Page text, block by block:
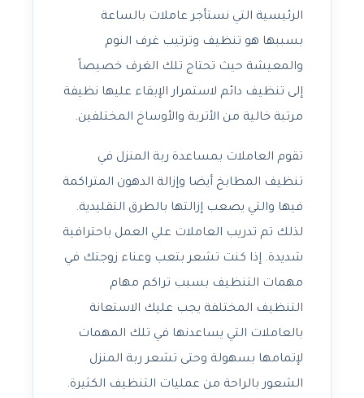
الرئيسية التي نستأجر عاملات بالساعة
بسببها هو تنظيف وترتيب غرف النوم
والمعيشة حيث تحتاج تلك الغرف خصيصاً
إلى تنظيف دائم لاستمرار الإبقاء عليها نظيفة
مرتبة خالية من الأتربة والأوساخ المختلفين.
تقوم العاملات بمساعدة ربة المنزل في
تنظيف المطابخ أيضا وإزالة الدهون المتراكمة
فيها والتي يصعب إزالتها بالطرق التقليدية.
لذلك تم تدريب العاملات علي العمل باحترافية
شديدة. إذا كنت تشعر بتعب وعناء زوجتك في
مهمات التنظيف بسبب تراكم مهام
التنظيف المختلفة يجب عليك الاستعانة
بالعاملات التي يساعدنها في تلك المهمات
لإتمامها بسهولة وحتى تشعر ربة المنزل
الشعور بالراحة من عمليات التنظيف الكثيرة.